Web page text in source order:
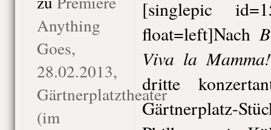
Anything
Goes,
28.02.2013,
Gärtnerplatztheater
(im
[singlepic
float=left]Nach
Viva la Mamma!
dritte
Gärtnerplatz-